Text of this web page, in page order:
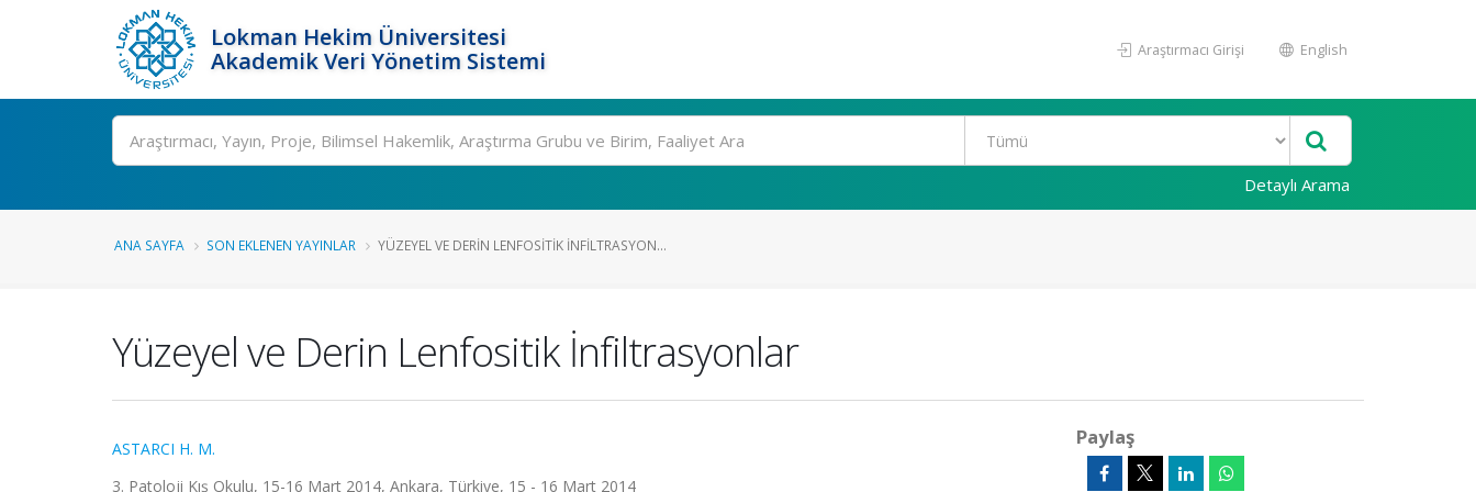
Lokman Hekim Üniversitesi
Akademik Veri Yönetim Sistemi
Araştırmacı Girişi English
Ara
Detaylı Arama
ANA SAYFA SON EKLENEN YAYINLAR YÜZEYEL VE DERIN LENFOSITIK İNFILTRASYON...
Yüzeyel ve Derin Lenfositik İnfiltrasyonlar
ASTARCI H. M.
3. Patoloji Kış Okulu, 15-16 Mart 2014, Ankara, Türkiye, 15 - 16 Mart 2014
Paylaş